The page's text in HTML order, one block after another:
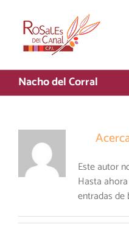
contenido
Nacho del Corral
Este autor
Hasta
entradas de